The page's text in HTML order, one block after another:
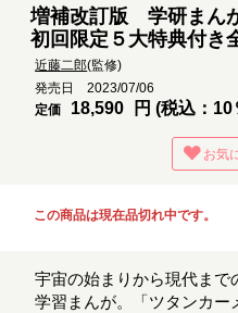
増補改訂版 学研ま
初回限定５大特典付き
近藤二郎(監修)
発売日 2023/07/06
定価
18,590 円 (税込：10
お気
この商品は現在品切れ中です。
宇宙の始まりから現代ま
学習まんが。「ツタンカー